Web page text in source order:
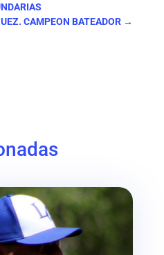
CAMPEON BATEADOR →